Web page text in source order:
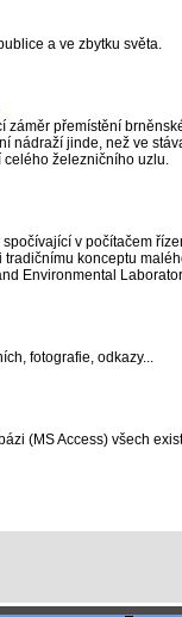
a ve zbytku světa.
přemístění
nádraží jinde, než ve
celého železničního uzlu.
v počítačem
konceptu
Environmental
fotografie, odkazy...
(MS Access) všech